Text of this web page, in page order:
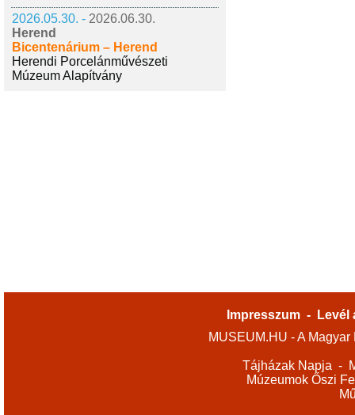
2026.05.30. - 2026.06.30.
Herend
Bicentenárium – Herend
Herendi Porcelánművészeti
Múzeum Alapítvány
Impresszum -
Levél
MUSEUM.HU - A
Tájházak Napja -
Múzeumok Őszi